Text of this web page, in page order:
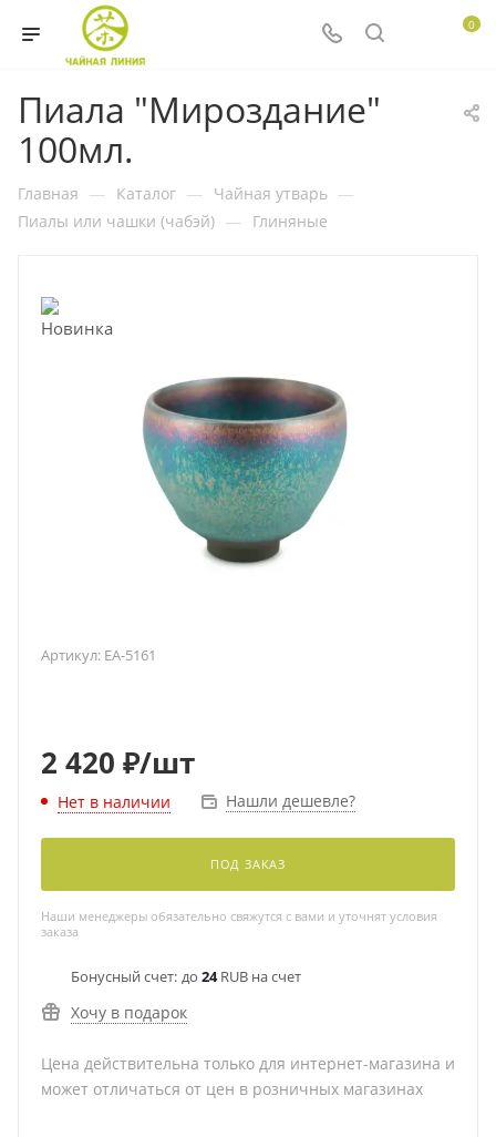
0
Пиала "Мироздание"
100мл.
Главная — Каталог — Чайная утварь —
Пиалы или чашки (чабэй) — Глиняные
Артикул: EA-5161
2 420 ₽/шт
Нет в наличии Нашли дешевле?
ПОД ЗАКАЗ
Наши менеджеры обязательно свяжутся с вами и уточнят условия
заказа
Бонусный счет: до 24RUB на счет
Хочу в подарок
Цена действительна только для интернет-магазина и
может отличаться от цен в розничных магазинах